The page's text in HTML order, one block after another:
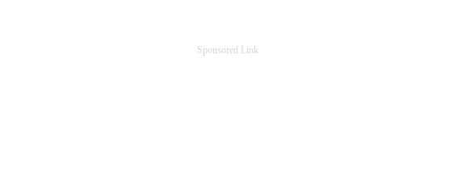
Sponsored Link